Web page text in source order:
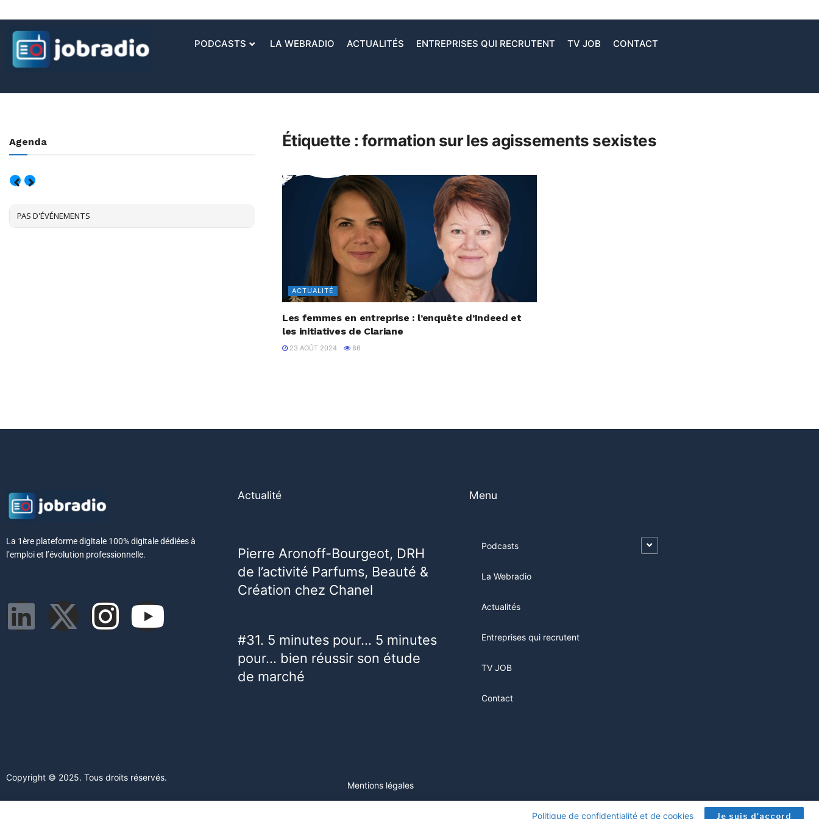
PODCASTS LA WEBRADIO ACTUALITÉS ENTREPRISES QUI RECRUTENT TV JOB CONTACT
Étiquette : formation sur les agissements sexistes
ACTUALITÉ
Les femmes en entreprise : l’enquête d’Indeed et
les initiatives de Clariane
23 AOÛT 2024 86
Agenda
PAS D'ÉVÉNEMENTS
Politique de confidentialité et de cookies Je suis d'accord
La 1ère plateforme digitale 100% digitale dédiées à
l’emploi et l’évolution professionnelle.
Actualité
Pierre Aronoff-Bourgeot, DRH
de l’activité Parfums, Beauté &
Création chez Chanel
#31. 5 minutes pour… 5 minutes
pour… bien réussir son étude
de marché
Menu
Podcasts
La Webradio
Actualités
Entreprises qui recrutent
TV JOB
Contact
Copyright © 2025. Tous droits réservés.
Mentions légales